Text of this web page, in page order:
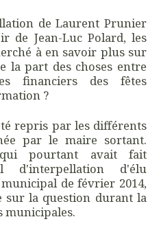
de Laurent Prunier
de Jean-Luc Polard, les
à en savoir plus sur
la part des choses entre
financiers des fêtes
?
repris par les différents
par le maire sortant.
pourtant avait fait
d'interpellation d'élu
de février 2014,
sur la question durant la
municipales.